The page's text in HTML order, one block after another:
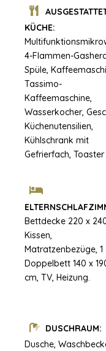
KÜCHE:
4-Flammen-
Spüle,
Tassimo-
Kaffeemaschine,
Wasserkocher,
Küchenutensilien,
Kühlschrank mit
Gefrierfach, Toaster
Bettdecke 220 x
Kissen,
Matratzenbezüge, 1
Doppelbett 140 x
cm, TV, Heizung.
DUSCHRAUM:
Dusche,